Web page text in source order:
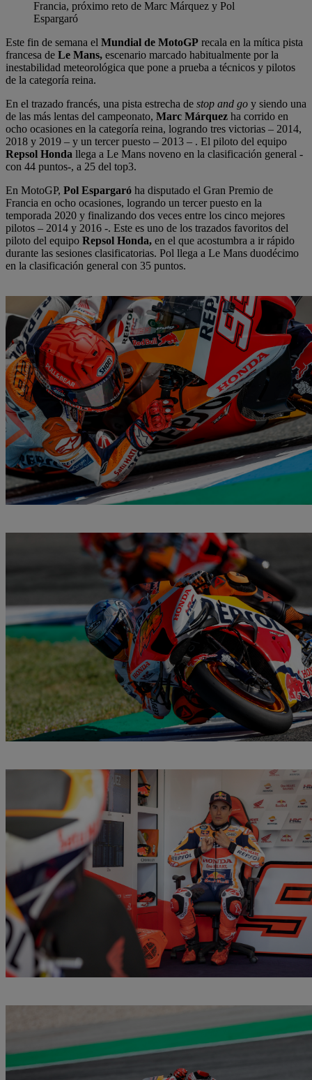
Francia, próximo reto de Marc Márquez y Pol
Espargaró
Este fin de semana el Mundial de MotoGP recala en la mítica pista
francesa de Le Mans, escenario marcado habitualmente por la
inestabilidad meteorológica que pone a prueba a técnicos y pilotos
de la categoría reina.
En el trazado francés, una pista estrecha de stop and go y siendo una
de las más lentas del campeonato, Marc Márquez ha corrido en
ocho ocasiones en la categoría reina, logrando tres victorias – 2014,
2018 y 2019 – y un tercer puesto – 2013 – . El piloto del equipo
Repsol Honda llega a Le Mans noveno en la clasificación general -
con 44 puntos-, a 25 del top3.
En MotoGP, Pol Espargaró ha disputado el Gran Premio de
Francia en ocho ocasiones, logrando un tercer puesto en la
temporada 2020 y finalizando dos veces entre los cinco mejores
pilotos – 2014 y 2016 -. Este es uno de los trazados favoritos del
piloto del equipo Repsol Honda, en el que acostumbra a ir rápido
durante las sesiones clasificatorias. Pol llega a Le Mans duodécimo
en la clasificación general con 35 puntos.